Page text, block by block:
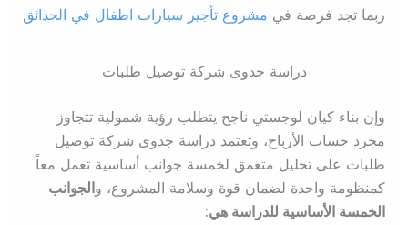
ربما تجد فرصة في مشروع تأجير سيارات اطفال في الحدائق
دراسة جدوى شركة توصيل طلبات
وإن بناء كيان لوجستي ناجح يتطلب رؤية شمولية تتجاوز
مجرد حساب الأرباح، وتعتمد دراسة جدوى شركة توصيل
طلبات على تحليل متعمق لخمسة جوانب أساسية تعمل معاً
كمنظومة واحدة لضمان قوة وسلامة المشروع، والجوانب
الخمسة الأساسية للدراسة هي: